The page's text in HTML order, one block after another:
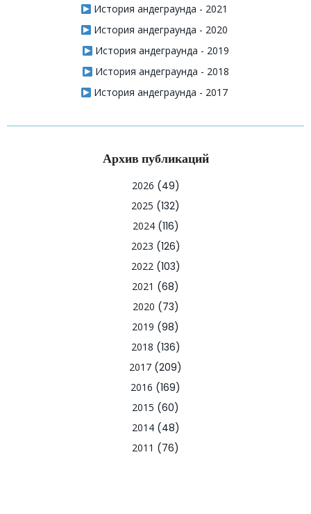
История андеграунда - 2021
История андеграунда - 2020
История андеграунда - 2019
История андеграунда - 2018
История андеграунда - 2017
Архив публикаций
2026 (49)
2025 (132)
2024(116)
2023 (126)
2022(103)
2021 (68)
2020 (73)
2019 (98)
2018 (136)
2017 (209)
2016 (169)
2015 (60)
2014(48)
2011 (76)